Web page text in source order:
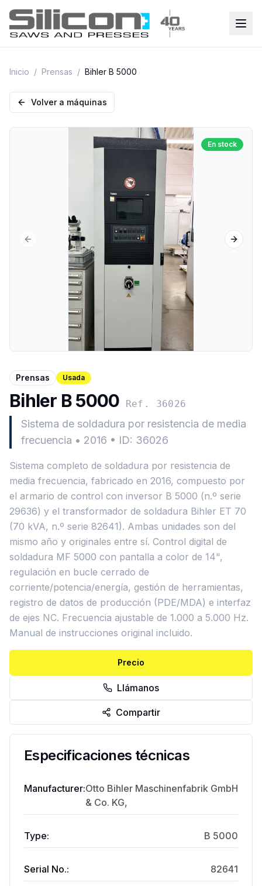
Inicio / Prensas / Bihler B 5000
Volver a máquinas
Previous slide Next
En stock
Prensas Usada
Bihler B 5000 Ref. 36026
Sistema de soldadura por resistencia de media
frecuencia • 2016 • ID: 36026
Sistema completo de soldadura por resistencia de
media frecuencia, fabricado en 2016, compuesto por
el armario de control con inversor B 5000 (n.º serie
29636) y el transformador de soldadura Bihler ET 70
(70 kVA, n.º serie 82641). Ambas unidades son del
mismo año y originales entre sí. Control digital de
soldadura MF 5000 con pantalla a color de 14",
regulación en bucle cerrado de
corriente/potencia/energía, gestión de herramientas,
registro de datos de producción (PDE/MDA) e interfaz
de ejes NC. Frecuencia ajustable de 1.000 a 5.000 Hz.
Manual de instrucciones original incluido.
Precio
Llámanos
Compartir
Especificaciones técnicas
Manufacturer:Otto Bihler Maschinenfabrik GmbH
& Co. KG,
Type: B 5000
Serial No.: 82641